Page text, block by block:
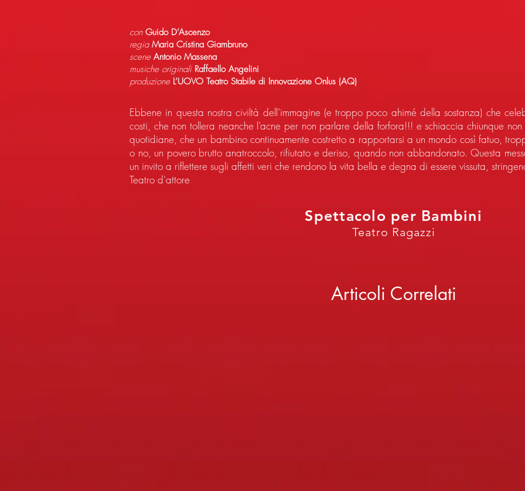
con Guido D’Ascenzo
regia Maria Cristina Giambruno
scene Antonio Massena
musiche originaliRaffaello Angelini
produzione L’UOVO Teatro Stabile di Innovazione Onlus (AQ)
Ebbene in questa nostra civiltà dell’immagine (e troppo poco ahimé della sostanza) che
costi, che non tollera neanche l’acne per non parlare della forfora!!! e schiaccia chiunque
quotidiane, che un bambino continuamente costretto a rapportarsi a un mondo così fatuo,
o no, un povero brutto anatroccolo, rifiutato e deriso, quando non abbandonato. Questa
un invito a riflettere sugli affetti veri che rendono la vita bella e degna di essere vissuta,
Teatro d'attore
Spettacolo per Bambini
Teatro Ragazzi
Articoli Correlati